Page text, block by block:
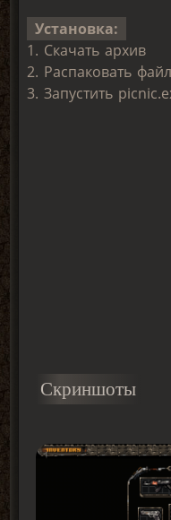
Установка:
1. Скачать архив
2. Распаковать
3. Запустить
Скриншоты